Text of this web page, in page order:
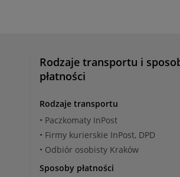
Rodzaje transportu i
płatności
Rodzaje transportu
• Paczkomaty InPost
• Firmy kurierskie InPost, DPD
• Odbiór osobisty Kraków
Sposoby płatności